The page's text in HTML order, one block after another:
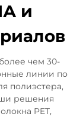
и
чем 30-
линии по
полиэстера,
решения
PET,